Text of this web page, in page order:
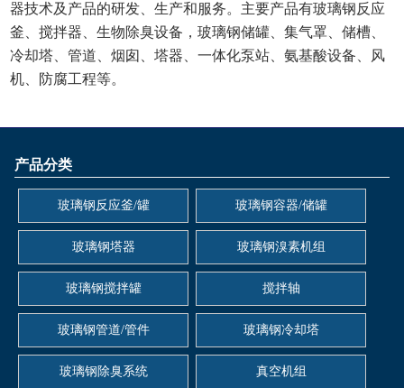
器技术及产品的研发、生产和服务。主要产品有玻璃钢反应
釜、搅拌器、生物除臭设备，玻璃钢储罐、集气罩、储槽、
冷却塔、管道、烟囱、塔器、一体化泵站、氨基酸设备、风
机、防腐工程等。
产品分类
玻璃钢反应釜/罐 玻璃钢容器/储罐
玻璃钢塔器 玻璃钢溴素机组
玻璃钢搅拌罐 搅拌轴
玻璃钢管道/管件 玻璃钢冷却塔
玻璃钢除臭系统 真空机组